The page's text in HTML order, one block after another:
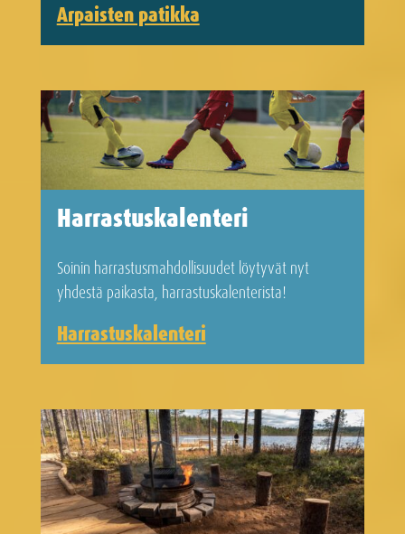
Arpaisten patikka
Harrastus­­kalenteri
Soinin harrastusmahdollisuudet löytyvät nyt
yhdestä paikasta, harrastuskalenterista!
Harrastuskalenteri